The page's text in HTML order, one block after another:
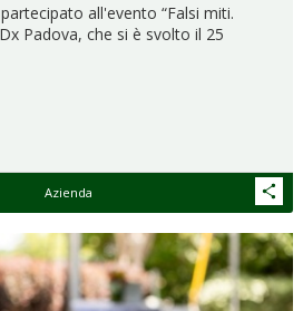
all'evento “Falsi miti.
Padova, che si è svolto il 25
Azienda